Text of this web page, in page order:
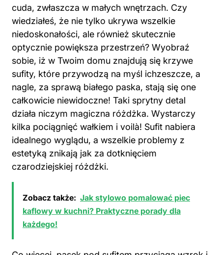
cuda, zwłaszcza w małych wnętrzach. Czy
wiedziałeś, że nie tylko ukrywa wszelkie
niedoskonałości, ale również skutecznie
optycznie powiększa przestrzeń? Wyobraź
sobie, iż w Twoim domu znajdują się krzywe
sufity, które przywodzą na myśl ichzeszcze, a
nagle, za sprawą białego paska, stają się one
całkowicie niewidoczne! Taki sprytny detal
działa niczym magiczna różdżka. Wystarczy
kilka pociągnięć wałkiem i voilà! Sufit nabiera
idealnego wyglądu, a wszelkie problemy z
estetyką znikają jak za dotknięciem
czarodziejskiej różdżki.
Zobacz także: Jak stylowo pomalować piec
kaflowy w kuchni? Praktyczne porady dla
każdego!